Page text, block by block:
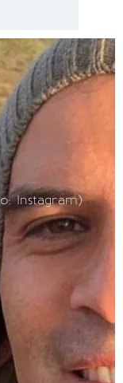
Instagram)